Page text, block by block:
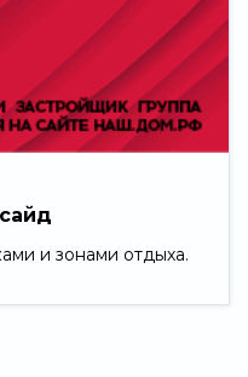
и зонами отдыха.